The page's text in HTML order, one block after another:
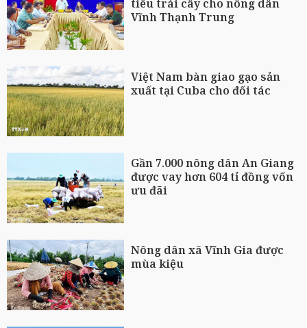
tiêu trái cây cho nông dân
Vĩnh Thạnh Trung
Việt Nam bàn giao gạo sản
xuất tại Cuba cho đối tác
Gần 7.000 nông dân An Giang
được vay hơn 604 tỉ đồng vốn
ưu đãi
Nông dân xã Vĩnh Gia được
mùa kiệu